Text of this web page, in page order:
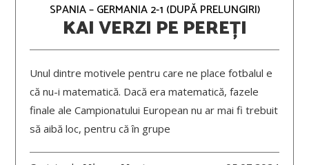
SPANIA – GERMANIA 2-1 (DUPĂ PRELUNGIRI)
KAI VERZI PE PEREȚI
Unul dintre motivele pentru care ne place fotbalul e
că nu-i matematică. Dacă era matematică, fazele
finale ale Campionatului European nu ar mai fi trebuit
să aibă loc, pentru că în grupe